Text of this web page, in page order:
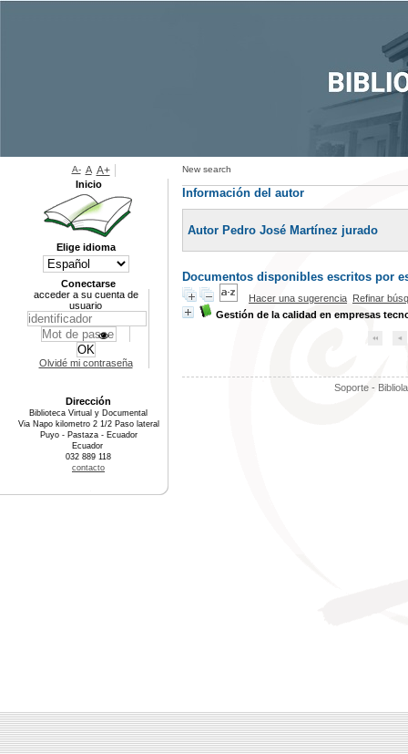
New search
Información del autor
Autor Pedro José Martínez jurado
Documentos disponibles escritos por
Hacer una sugerencia Refinar
Gestión de la calidad en empresas
Soporte -
A- A A+
Inicio
Elige idioma
Conectarse
acceder a su cuenta de
usuario
Olvidé mi contraseña
Dirección
Biblioteca Virtual y Documental
Via Napo kilometro 2 1/2 Paso lateral
Puyo - Pastaza - Ecuador
Ecuador
032 889 118
contacto